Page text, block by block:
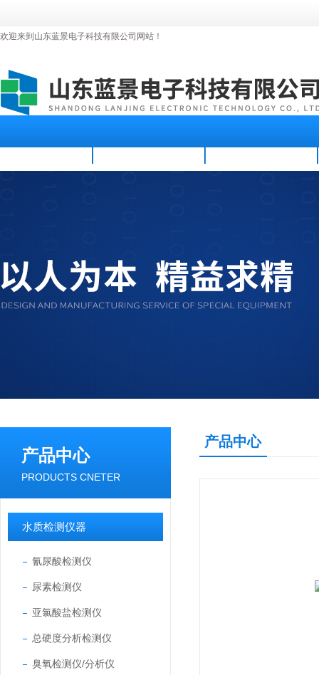
欢迎来到山东蓝景电子科技有限公司网站！
产品中心
PRODUCTS CNETER
水质检测仪器
氰尿酸检测仪
尿素检测仪
亚氯酸盐检测仪
总硬度分析检测仪
臭氧检测仪/分析仪
产品中心